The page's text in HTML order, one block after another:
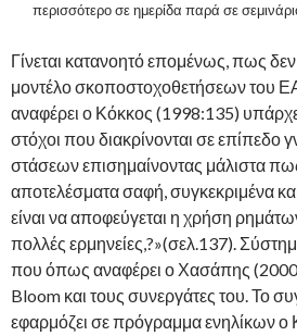
περισσότερο σε ημερίδα παρά σε
Γίνεται κατανοητό επομένως, πως δεν
μοντέλο σκοποστοχοθετήσεων του
αναφέρει ο Κόκκος (1998:135)
στόχοι που διακρίνονται σε επίπεδο
στάσεων επισημαίνοντας μάλιστα
αποτελέσματα σαφή, συγκεκριμένα
είναι να αποφεύγεται η χρήση
πολλές ερμηνείες,?»(σελ.137).
που όπως αναφέρει ο Χασάπης
Bloom και τους συνεργάτες του. Το
εφαρμόζει σε πρόγραμμα ενηλίκων